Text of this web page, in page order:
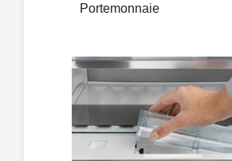
Portemonnaie